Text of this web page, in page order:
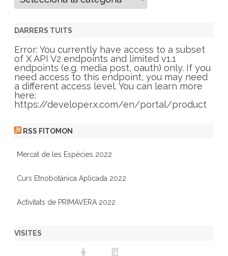
t
g
r
i
e
s
DARRERS TUITS
Error: You currently have access to a subset
of X API V2 endpoints and limited v1.1
endpoints (e.g. media post, oauth) only. If you
need access to this endpoint, you may need
a different access level. You can learn more
here:
https://developer.x.com/en/portal/product
RSS FITOMON
Mercat de les Espècies 2022
Curs Etnobotánica Aplicada 2022
Activitats de PRIMAVERA 2022
VISITES